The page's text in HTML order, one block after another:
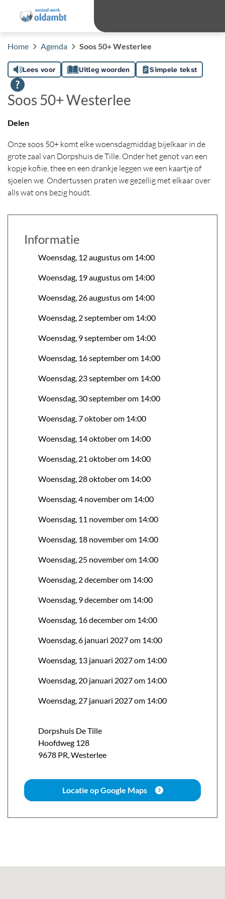
Home Agenda Soos 50+ Westerlee
Lees voor Uitleg woorden Simpele tekst
Soos 50+ Westerlee
Delen
Onze soos 50+ komt elke woensdagmiddag bijelkaar in de
grote zaal van Dorpshuis de Tille. Onder het genot van een
kopje kofiie, thee en een drankje leggen we een kaartje of
sjoelen we. Ondertussen praten we gezellig met elkaar over
alls wat ons bezig houdt.
Informatie
Woensdag, 12 augustus om 14:00
Woensdag, 19 augustus om 14:00
Woensdag, 26 augustus om 14:00
Woensdag, 2 september om 14:00
Woensdag, 9 september om 14:00
Woensdag, 16 september om 14:00
Woensdag, 23 september om 14:00
Woensdag, 30 september om 14:00
Woensdag, 7 oktober om 14:00
Woensdag, 14 oktober om 14:00
Woensdag, 21 oktober om 14:00
Woensdag, 28 oktober om 14:00
Woensdag, 4 november om 14:00
Woensdag, 11 november om 14:00
Woensdag, 18 november om 14:00
Woensdag, 25 november om 14:00
Woensdag, 2 december om 14:00
Woensdag, 9 december om 14:00
Woensdag, 16 december om 14:00
Woensdag, 6 januari 2027 om 14:00
Woensdag, 13 januari 2027 om 14:00
Woensdag, 20 januari 2027 om 14:00
Woensdag, 27 januari 2027 om 14:00
Dorpshuis De Tille
Hoofdweg 128
9678 PR,Westerlee
Locatie op Google Maps